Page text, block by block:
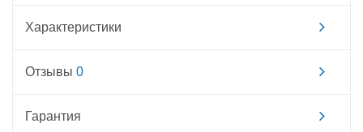
Характеристики
Отзывы 0
Гарантия